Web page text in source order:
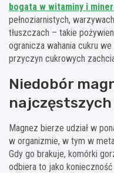
bogata w witaminy i
pełnoziarnistych,
tłuszczach – takie
ogranicza wahania cukru
przyczyn cukrowych
Niedobór
Magnez bierze udział w
w organizmie, w tym w
Gdy go brakuje, komórki
odbiera to jako